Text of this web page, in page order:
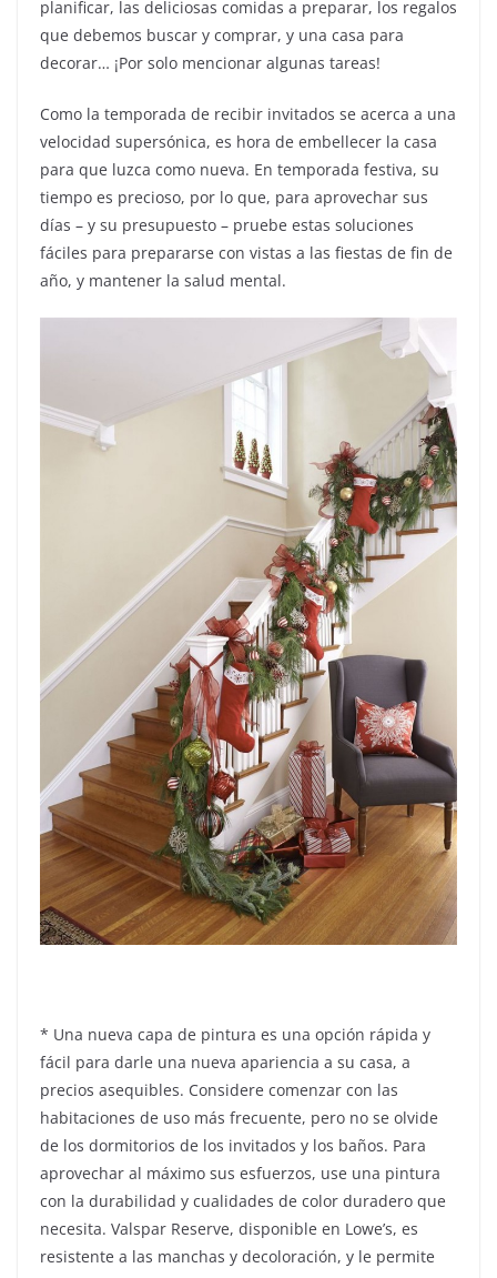
planificar, las deliciosas comidas a preparar, los regalos
que debemos buscar y comprar, y una casa para
decorar… ¡Por solo mencionar algunas tareas!
Como la temporada de recibir invitados se acerca a una
velocidad supersónica, es hora de embellecer la casa
para que luzca como nueva. En temporada festiva, su
tiempo es precioso, por lo que, para aprovechar sus
días – y su presupuesto – pruebe estas soluciones
fáciles para prepararse con vistas a las fiestas de fin de
año, y mantener la salud mental.
* Una nueva capa de pintura es una opción rápida y
fácil para darle una nueva apariencia a su casa, a
precios asequibles. Considere comenzar con las
habitaciones de uso más frecuente, pero no se olvide
de los dormitorios de los invitados y los baños. Para
aprovechar al máximo sus esfuerzos, use una pintura
con la durabilidad y cualidades de color duradero que
necesita. Valspar Reserve, disponible en Lowe’s, es
resistente a las manchas y decoloración, y le permite